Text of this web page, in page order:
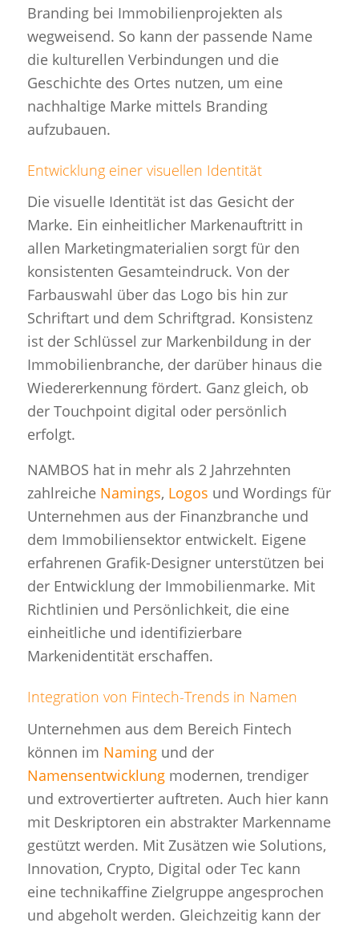
Branding bei Immobilienprojekten als
wegweisend. So kann der passende Name
die kulturellen Verbindungen und die
Geschichte des Ortes nutzen, um eine
nachhaltige Marke mittels Branding
aufzubauen.
Entwicklung einer visuellen Identität
Die visuelle Identität ist das Gesicht der
Marke. Ein einheitlicher Markenauftritt in
allen Marketingmaterialien sorgt für den
konsistenten Gesamteindruck. Von der
Farbauswahl über das Logo bis hin zur
Schriftart und dem Schriftgrad. Konsistenz
ist der Schlüssel zur Markenbildung in der
Immobilienbranche, der darüber hinaus die
Wiedererkennung fördert. Ganz gleich, ob
der Touchpoint digital oder persönlich
erfolgt.
NAMBOS hat in mehr als 2 Jahrzehnten
zahlreiche Namings, Logos und Wordings für
Unternehmen aus der Finanzbranche und
dem Immobiliensektor entwickelt. Eigene
erfahrenen Grafik-Designer unterstützen bei
der Entwicklung der Immobilienmarke. Mit
Richtlinien und Persönlichkeit, die eine
einheitliche und identifizierbare
Markenidentität erschaffen.
Integration von Fintech-Trends in Namen
Unternehmen aus dem Bereich Fintech
können im Namingund der
Namensentwicklungmodernen, trendiger
und extrovertierter auftreten. Auch hier kann
mit Deskriptoren ein abstrakter Markenname
gestützt werden. Mit Zusätzen wie Solutions,
Innovation, Crypto, Digital oder Tec kann
eine technikaffine Zielgruppe angesprochen
und abgeholt werden. Gleichzeitig kann der